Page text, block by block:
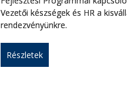
Vezetői készségek és HR a
rendezvényünkre.
Részletek